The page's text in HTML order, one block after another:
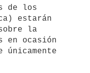
de los
estarán
la
en ocasión
únicamente